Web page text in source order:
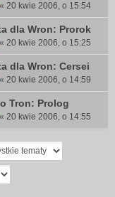
« 20 kwie 2006, o 15:54
dla Wron: Prorok
« 20 kwie 2006, o 15:25
dla Wron: Cersei
« 20 kwie 2006, o 14:59
Tron: Prolog
« 20 kwie 2006, o 14:55